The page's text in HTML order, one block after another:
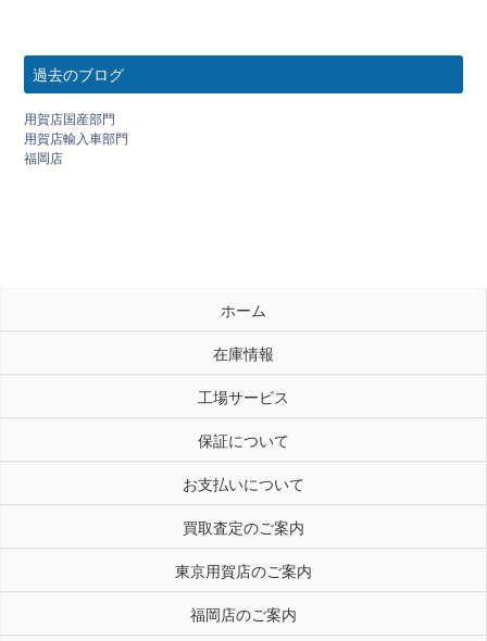
過去のブログ
用賀店国産部門
用賀店輸入車部門
福岡店
ホーム
在庫情報
工場サービス
保証について
お支払いについて
買取査定のご案内
東京用賀店のご案内
福岡店のご案内